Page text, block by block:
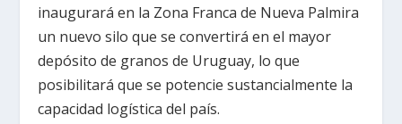
inaugurará en la Zona Franca de Nueva Palmira
un nuevo silo que se convertirá en el mayor
depósito de granos de Uruguay, lo que
posibilitará que se potencie sustancialmente la
capacidad logística del país.